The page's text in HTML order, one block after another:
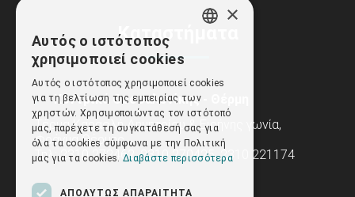
Καταστήματα
Κεντρικά Θεσσαλονίκης - Θέρμη
Τέρμα Καραολή Δημητρίου & Ειρήνης γωνία,
Φράγμα Θέρμης
Τηλ: 2310 272462, 2310 270425, 2310 221174
×
Αυτός ο ιστότοπος
χρησιμοποιεί cookies
Αυτός ο ιστότοπος χρησιμοποιεί cookies
για τη βελτίωση της εμπειρίας των
χρηστών. Χρησιμοποιώντας τον ιστότοπό
μας, παρέχετε τη συγκατάθεσή σας για
όλα τα cookies σύμφωνα με την Πολιτική
μας για τα cookies. Διαβάστε περισσότερα
ΑΠΟΛΎΤΩΣ ΑΠΑΡΑΊΤΗΤΑ